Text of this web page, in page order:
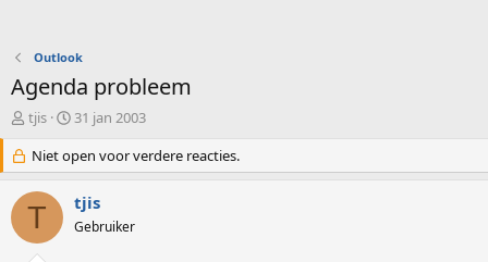
Outlook
Agenda probleem
O
d
e
r
w
tjis
S
a
r
t
d
a
31 jan 2003
Niet open voor verdere reacties.
T tjis
Gebruiker